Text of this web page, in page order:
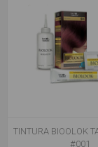
TINTURA BIOOLOK
#001